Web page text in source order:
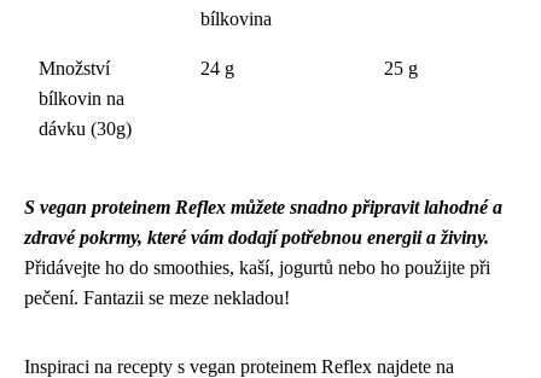
bílkovina
Množství
bílkovin na
dávku (30g)
24 g 25 g
S vegan proteinem Reflex můžete snadno připravit lahodné a
zdravé pokrmy, které vám dodají potřebnou energii a živiny.
Přidávejte ho do smoothies, kaší, jogurtů nebo ho použijte při
pečení. Fantazii se meze nekladou!
Inspiraci na recepty s vegan proteinem Reflex najdete na